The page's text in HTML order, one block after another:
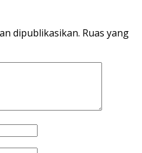
dipublikasikan. Ruas yang